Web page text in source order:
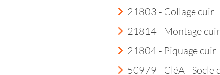
21803 - Collage cuir
21814 - Montage cuir
21804 - Piquage cuir
50979 - CléA - Socle